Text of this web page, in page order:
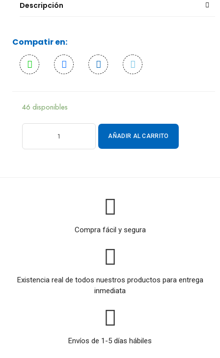
Descripción
Compatir en:
46 disponibles
AÑADIR AL CARRITO
Compra fácil y segura
Existencia real de todos nuestros productos para entrega
inmediata
Envíos de 1-5 días hábiles